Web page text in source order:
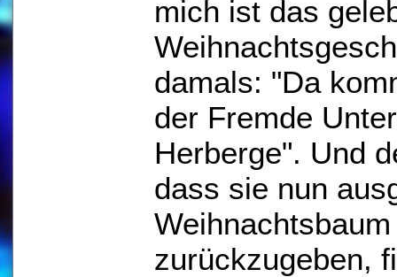
mich ist das
damals: "Da
der Fremde
Herberge". Und
dass sie nun
zurückzugeben,